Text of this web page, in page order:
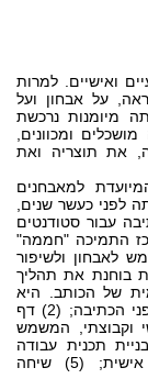
ואישיים. למרות
על אבחון ועל
מיומנות נרכשת
ומכוונים,
את תוצריה ואת
למאבחנים
לפני כעשר שנים,
עבור סטודנטים
התמיכה "חממה"
לאבחון ולשיפור
בוחנת את תהליך
של הכותב. היא
מורכבת מחמישה כלים אלה: (1) שאלון ללומד לפני הכתיבה; (2) דף
אישי וקבוצתי, המשמש
תכנית עבודה
ולבחינת ההתקדמות; (4) דף לבחינת יכולת אישית; (5) שיחה